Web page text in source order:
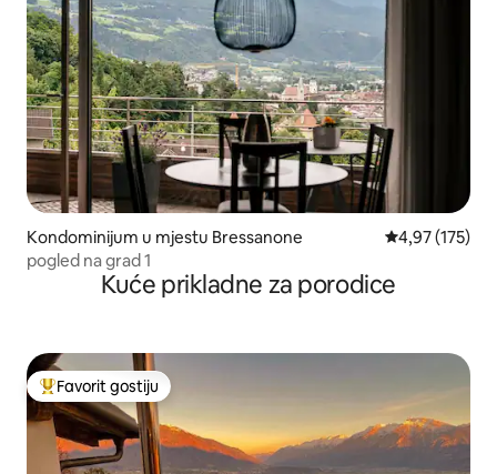
Kondominijum u mjestu Bressanone prosječna
4,97 (175)
pogled na grad 1
Kuće prikladne za porodice
Glavni favorit gostiju
Favorit gostiju